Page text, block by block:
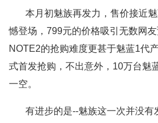
本月初魅族再发力，售价接近
憾登场，799元的价格吸引无数网
NOTE2的抢购难度更甚于魅蓝1代
式首发抢购，不出意外，10万台魅
一空。
有进步的是--魅族这一次并没有